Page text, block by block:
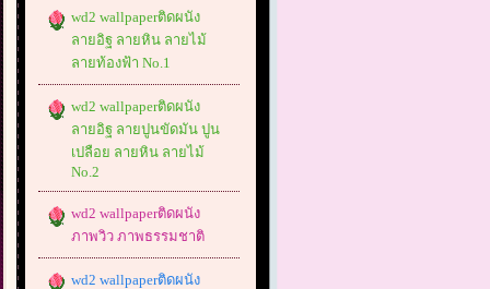
wd2 wallpaperติดผนัง
ลายอิฐ ลายหิน ลายไม้
ลายท้องฟ้า No.1
wd2 wallpaperติดผนัง
ลายอิฐ ลายปูนขัดมัน ปูน
เปลือย ลายหิน ลายไม้
No.2
wd2 wallpaperติดผนัง
ภาพวิว ภาพธรรมชาติ
wd2 wallpaperติดผนัง